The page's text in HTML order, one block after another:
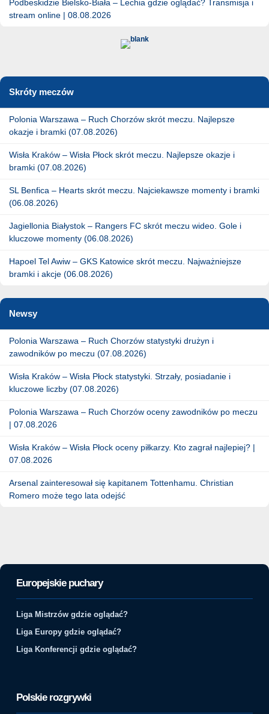
Podbeskidzie Bielsko-Biała – Lechia gdzie oglądać? Transmisja i
stream online | 08.08.2026
Skróty meczów
Polonia Warszawa – Ruch Chorzów skrót meczu. Najlepsze
okazje i bramki (07.08.2026)
Wisła Kraków – Wisła Płock skrót meczu. Najlepsze okazje i
bramki (07.08.2026)
SL Benfica – Hearts skrót meczu. Najciekawsze momenty i bramki
(06.08.2026)
Jagiellonia Białystok – Rangers FC skrót meczu wideo. Gole i
kluczowe momenty (06.08.2026)
Hapoel Tel Awiw – GKS Katowice skrót meczu. Najważniejsze
bramki i akcje (06.08.2026)
Newsy
Polonia Warszawa – Ruch Chorzów statystyki drużyn i
zawodników po meczu (07.08.2026)
Wisła Kraków – Wisła Płock statystyki. Strzały, posiadanie i
kluczowe liczby (07.08.2026)
Polonia Warszawa – Ruch Chorzów oceny zawodników po meczu
| 07.08.2026
Wisła Kraków – Wisła Płock oceny piłkarzy. Kto zagrał najlepiej? |
07.08.2026
Arsenal zainteresował się kapitanem Tottenhamu. Christian
Romero może tego lata odejść
Europejskie puchary
Liga Mistrzów gdzie oglądać?
Liga Europy gdzie oglądać?
Liga Konferencji gdzie oglądać?
Polskie rozgrywki